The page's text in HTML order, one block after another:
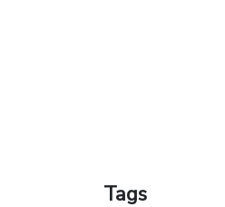
Tags